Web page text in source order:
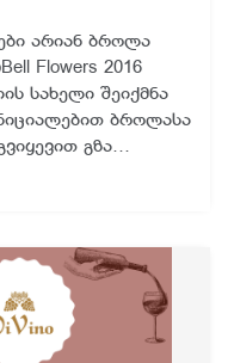
არიან ბროლა
Flowers 2016
სახელი შეიქმნა
ბროლასა
გზა…